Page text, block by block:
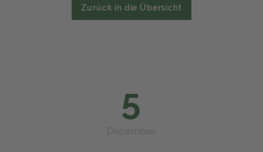
Zurück in die Übersicht
5
Dezember